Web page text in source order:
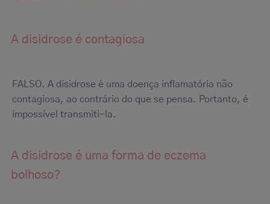
A disidrose é contagiosa
FALSO. A disidrose é uma doença inflamatória não
contagiosa, ao contrário do que se pensa. Portanto, é
impossível transmiti-la.
A disidrose é uma forma de eczema
bolhoso?